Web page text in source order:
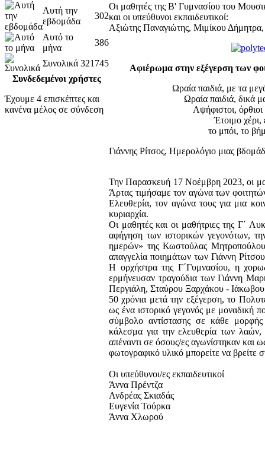
Αυτή την
εβδομάδα
302
Αυτό το
μήνα
386
Συνολικά 321745
Συνδεδεμένοι χρήστες
Έχουμε 4 επισκέπτες και
κανένα μέλος σε σύνδεση
Οι μαθητές της Β' Γυμνασίου του
και οι υπεύθυνοι εκπαιδευτικοί:
Αξιώτης Παναγιώτης, Μιμίκου
Αφιέρωμα στην εξέγερση των
Ωραία παιδιά, με τα
Ωραία παιδιά, δικά
Αψήφιστοι,
Έτοιμο χέρι,
το μπόι, το
Γιάννης Ρίτσος, Ημερολόγιο μιας
Την Παρασκευή 17 Νοέμβρη 2023, οι
Άρτας τιμήσαμε τον αγώνα των
Ελευθερία, τον αγώνα τους για μια
κυριαρχία.
Οι μαθητές και οι μαθήτριες της Γ΄
αφήγηση των ιστορικών γεγονότων,
ημερών» της Κωστούλας
απαγγελία ποιημάτων των Γιάννη
Η ορχήστρα της Γ΄Γυμνασίου, η
ερμήνευσαν τραγούδια των Γιάννη
Περγιάλη, Σταύρου Ξαρχάκου -
50 χρόνια μετά την εξέγερση, το
ως ένα ιστορικό γεγονός με μοναδική
σύμβολο αντίστασης σε κάθε
κάλεσμα για την ελευθερία των
απέναντι σε όσους/ες αγωνίστηκαν και
φωτογραφικό υλικό μπορείτε να βρείτε
Οι υπεύθυνοι/ες εκπαιδευτικοί
Άννα Πρέντζα
Ανδρέας Σκιαδάς
Ευγενία Τούρκα
Άννα Χλωρού